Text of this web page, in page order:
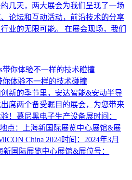
几天，两大展会为我们呈现了一场
论坛和互动活动，前沿技术的分享
业的无限可能。 在展会现场，我们
你体验不一样的技术碰撞
新的季节里，安达智能&安动半导
席两个备受瞩目的展会，为您带来
！慕尼黑电子生产设备展时间：
点：上海新国际展览中心展馆&展
China 2024时间：2024年3月
新国际展览中心展馆&展位号：